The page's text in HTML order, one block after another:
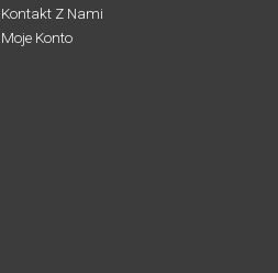
Kontakt Z Nami
Moje Konto